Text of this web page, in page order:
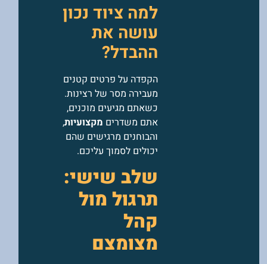
למה ציוד נכון
עושה את
ההבדל?
הקפדה על פרטים קטנים
מעבירה מסר של רצינות.
כשאתם מגיעים מוכנים,
אתם משדרים מקצועיות,
והבוחנים מרגישים שהם
יכולים לסמוך עליכם.
שלב שישי:
תרגול מול
קהל
מצומצם